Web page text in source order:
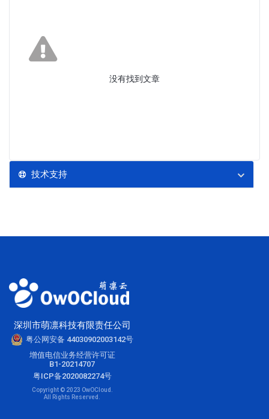
没有找到文章
技术支持
深圳市萌凛科技有限责任公司
粤公网安备 44030902003142号
增值电信业务经营许可证
B1-20214707
粤ICP备2020082274号
Copyright © 2023 OwOCloud.
All Rights Reserved.